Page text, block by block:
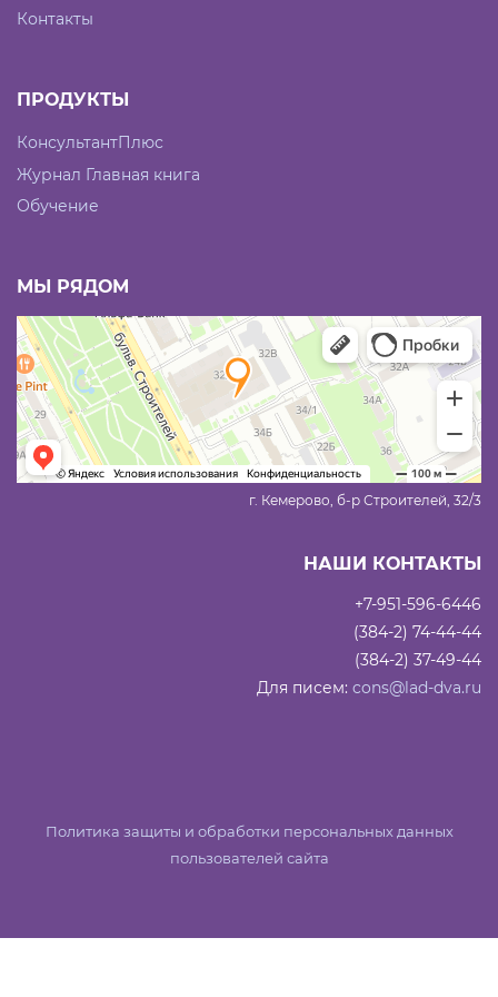
Контакты
ПРОДУКТЫ
КонсультантПлюс
Журнал Главная книга
Обучение
МЫ РЯДОМ
г. Кемерово, б-р Строителей, 32/3
НАШИ КОНТАКТЫ
+7-951-596-6446
(384-2) 74-44-44
(384-2) 37-49-44
Для писем: cons@lad-dva.ru
Политика защиты и обработки персональных данных
пользователей сайта